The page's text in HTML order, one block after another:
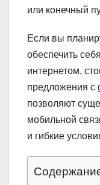
или конечный
Если вы
обеспечить
интернетом,
предложения с
позволяют
мобильной
и гибкие